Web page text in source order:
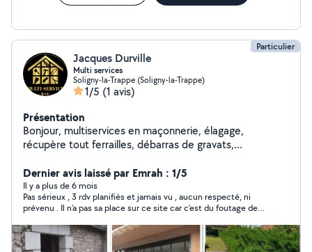
Particulier
Jacques Durville
Multi services
Soligny-la-Trappe (Soligny-la-Trappe)
1/5 (1 avis)
Présentation
Bonjour, multiservices en maçonnerie, élagage,
récupère tout ferrailles, débarras de gravats,
quelconque prestation.
Dernier avis laissé par Emrah : 1/5
Il y a plus de 6 mois
Pas sérieux , 3 rdv planifiés et jamais vu , aucun respecté, ni
prévenu . Il n’a pas sa place sur ce site car c’est du foutage de